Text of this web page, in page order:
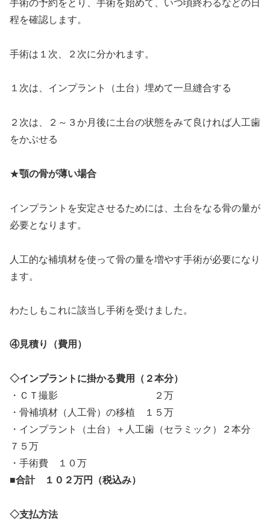
手術の予約をとり、手術を始めて、いつ頃終わるなどの日
程を確認します。
手術は１次、２次に分かれます。
１次は、インプラント（土台）埋めて一旦縫合する
２次は、２～３か月後に土台の状態をみて良ければ人工歯
をかぶせる
★顎の骨が薄い場合
インプラントを安定させるためには、土台をなる骨の量が
必要となります。
人工的な補填材を使って骨の量を増やす手術が必要になり
ます。
わたしもこれに該当し手術を受けました。
④見積り（費用）
◇インプラントに掛かる費用（２本分）
・ＣＴ撮影 ２万
・骨補填材（人工骨）の移植 １５万
・インプラント（土台）＋人工歯（セラミック）２本分
７５万
・手術費 １０万
■合計 １０２万円（税込み）
◇支払方法